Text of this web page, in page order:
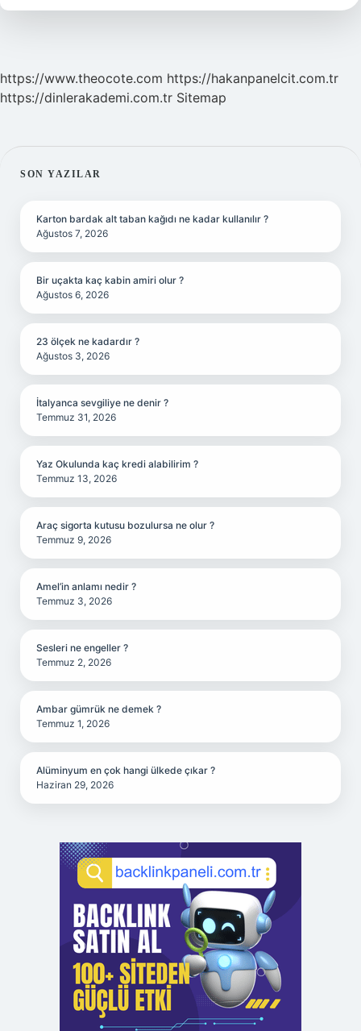
https://www.theocote.com https://hakanpanelcit.com.tr
https://dinlerakademi.com.tr Sitemap
SIDEBAR
SON YAZILAR
Karton bardak alt taban kağıdı ne kadar kullanılır ?
Ağustos 7, 2026
Bir uçakta kaç kabin amiri olur ?
Ağustos 6, 2026
23 ölçek ne kadardır ?
Ağustos 3, 2026
İtalyanca sevgiliye ne denir ?
Temmuz 31, 2026
Yaz Okulunda kaç kredi alabilirim ?
Temmuz 13, 2026
Araç sigorta kutusu bozulursa ne olur ?
Temmuz 9, 2026
Amel’in anlamı nedir ?
Temmuz 3, 2026
Sesleri ne engeller ?
Temmuz 2, 2026
Ambar gümrük ne demek ?
Temmuz 1, 2026
Alüminyum en çok hangi ülkede çıkar ?
Haziran 29, 2026